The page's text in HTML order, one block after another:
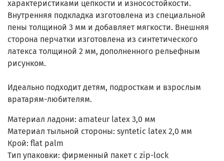
характеристиками цепкости и износостойкости.
Внутренняя подкладка изготовлена из специальной
пены толщиной 3 мм и добавляет мягкости. Внешняя
сторона перчатки изготовлена из синтетического
латекса толщиной 2 мм, дополненного рельефным
рисунком.
Идеально подходит детям, подросткам и взрослым
вратарям-любителям.
Материал ладони: amateur latex 3,0 мм
Материал тыльной стороны: syntetic latex 2,0 мм
Крой: flat palm
Тип упаковки: фирменный пакет с zip-lock